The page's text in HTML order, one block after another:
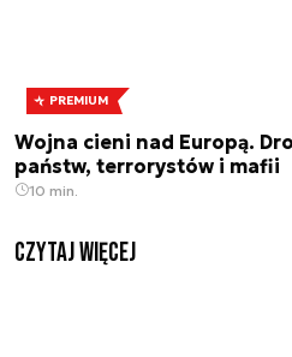
PREMIUM
Wojna cieni nad Europą.
państw, terrorystów i mafii
10 min.
czytaj więcej